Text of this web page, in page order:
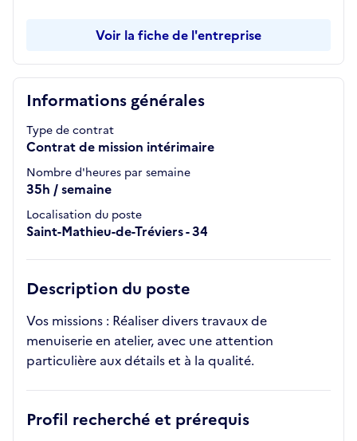
Informations générales
Type de contrat
Contrat de mission intérimaire
Nombre d'heures par semaine
35h / semaine
Localisation du poste
Saint-Mathieu-de-Tréviers - 34
Description du poste
Vos missions : Réaliser divers travaux de
menuiserie en atelier, avec une attention
particulière aux détails et à la qualité.
Profil recherché et prérequis
Voir la fiche de l'entreprise